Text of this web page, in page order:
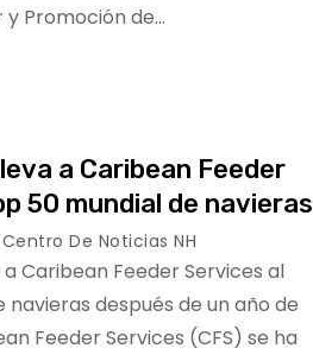
Promoción de…
a Caribean Feeder
50 mundial de navieras
Centro De Noticias NH
Caribean Feeder Services al
navieras después de un año de
Feeder Services (CFS) se ha